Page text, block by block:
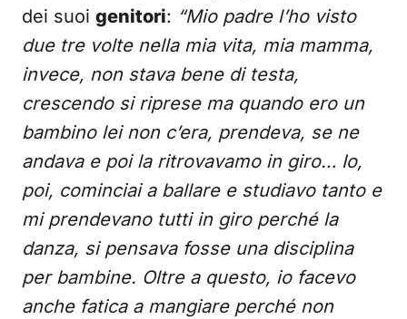
dei suoi genitori: “Mio padre l’ho visto
due tre volte nella mia vita, mia mamma,
invece, non stava bene di testa,
crescendo si riprese ma quando ero un
bambino lei non c’era, prendeva, se ne
andava e poi la ritrovavamo in giro… Io,
poi, cominciai a ballare e studiavo tanto e
mi prendevano tutti in giro perché la
danza, si pensava fosse una disciplina
per bambine. Oltre a questo, io facevo
anche fatica a mangiare perché non